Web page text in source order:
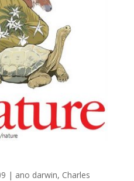
| ano darwin, Charles